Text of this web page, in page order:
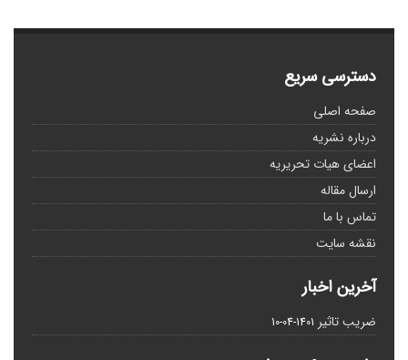
دسترسی سریع
صفحه اصلی
درباره نشریه
اعضای هیات تحریریه
ارسال مقاله
تماس با ما
نقشه سایت
آخرین اخبار
ضریب تاثیر 1401-04-10